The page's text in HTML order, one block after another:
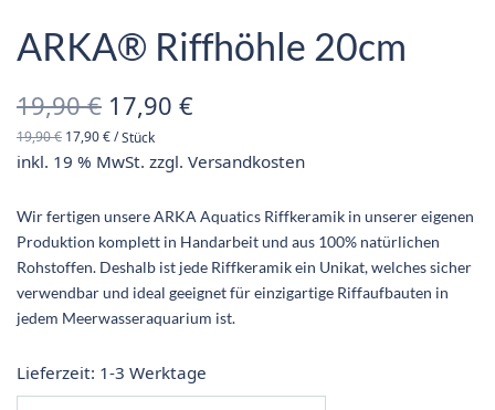
ARKA® Riffhöhle 20cm
19,90€ Ursprünglicher
Preis war:
17,90€
19,90€ 17,90€/Stück
inkl. 19 % MwSt. zzgl.Versandkosten
Wir fertigen unsere ARKA Aquatics Riffkeramik in unserer eigenen
Produktion komplett in Handarbeit und aus 100% natürlichen
Rohstoffen. Deshalb ist jede Riffkeramik ein Unikat, welches sicher
verwendbar und ideal geeignet für einzigartige Riffaufbauten in
jedem Meerwasseraquarium ist.
Lieferzeit: 1-3 Werktage